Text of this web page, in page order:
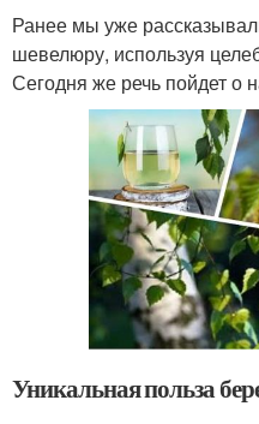
Ранее мы уже
шевелюру, используя
Сегодня же речь пойдет о
Уникальная польза